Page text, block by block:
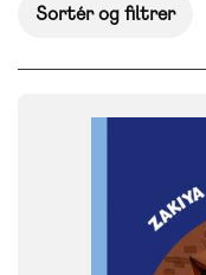
Sortér og filtrer
1. klasse 2.